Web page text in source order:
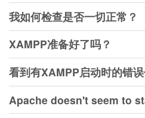
我如何检查是否一切正常？
XAMPP准备好了吗？
看到有XAMPP启动时的错
Apache doesn't seem to